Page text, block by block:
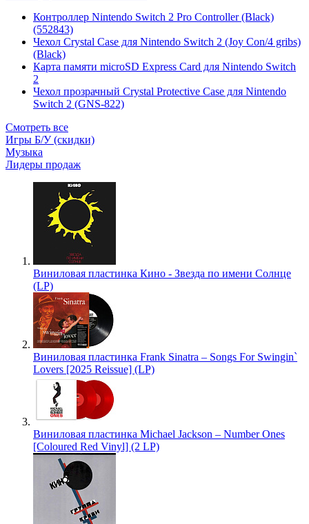
Контроллер Nintendo Switch 2 Pro Controller (Black)
(552843)
Чехол Сrystal Сase для Nintendo Switch 2 (Joy Con/4 gribs)
(Black)
Карта памяти microSD Express Card для Nintendo Switch
2
Чехол прозрачный Crystal Protective Case для Nintendo
Switch 2 (GNS-822)
Смотреть все
Игры Б/У (скидки)
Музыка
Лидеры продаж
Виниловая пластинка Кино - Звезда по имени Солнце
(LP)
Виниловая пластинка Frank Sinatra – Songs For Swingin`
Lovers [2025 Reissue] (LP)
Виниловая пластинка Michael Jackson – Number Ones
[Coloured Red Vinyl] (2 LP)